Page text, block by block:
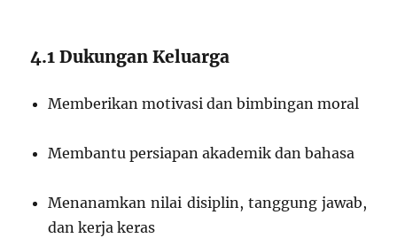
4.1 Dukungan Keluarga
Memberikan motivasi dan bimbingan moral
Membantu persiapan akademik dan bahasa
Menanamkan nilai disiplin, tanggung jawab,
dan kerja keras